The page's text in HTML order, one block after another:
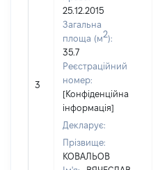
3
25.12.2015
Загальна
площа (м2):
35.7
Реєстраційний
номер:
[Конфіденційна
інформація]
Декларує:
Прізвище:
КОВАЛЬОВ